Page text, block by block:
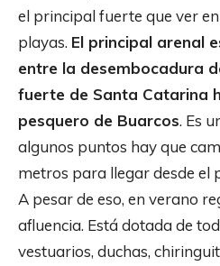
el principal fuerte que ver
playas. El principal arenal
entre la desembocadura
fuerte de Santa Catarina
pesquero de Buarcos. Es
algunos puntos hay que
metros para llegar desde el
A pesar de eso, en verano
afluencia. Está dotada de
vestuarios, duchas,